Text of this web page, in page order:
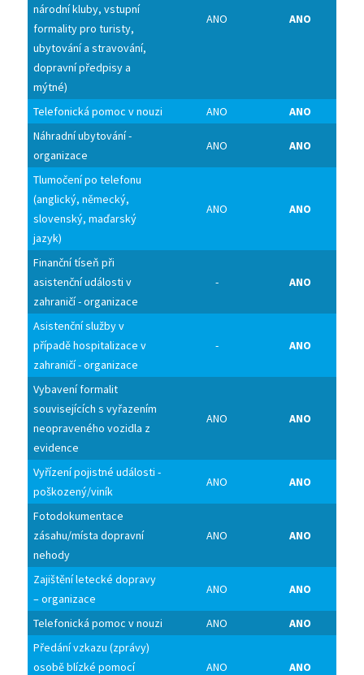
národní kluby, vstupní
formality pro turisty,
ubytování a stravování,
dopravní předpisy a
mýtné)
ANO ANO
Telefonická pomoc v nouzi ANO
ANO
Náhradní ubytování -
organizace
ANO ANO
Tlumočení po telefonu
(anglický, německý,
slovenský, maďarský
jazyk)
ANO ANO
Finanční tíseň při
asistenční události v
zahraničí - organizace
- ANO
Asistenční služby v
případě hospitalizace v
zahraničí - organizace
- ANO
Vybavení formalit
souvisejících s vyřazením
neopraveného vozidla z
evidence
ANO ANO
Vyřízení pojistné události -
poškozený/viník
ANO ANO
Fotodokumentace
zásahu/místa dopravní
nehody
ANO ANO
Zajištění letecké dopravy
– organizace
ANO ANO
Telefonická pomoc v nouzi ANO
ANO
Předání vzkazu (zprávy)
osobě blízké pomocí
ANO ANO